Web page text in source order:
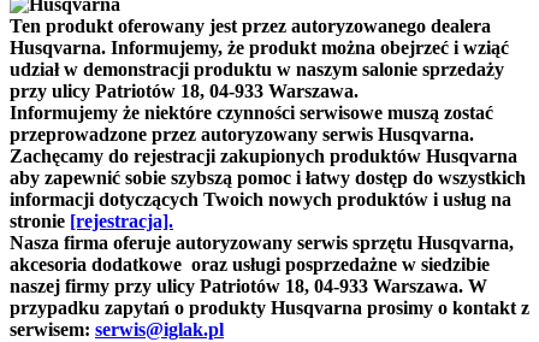
Ten produkt oferowany jest przez autoryzowanego dealera
Husqvarna. Informujemy, że produkt można obejrzeć i wziąć
udział w demonstracji produktu w naszym salonie sprzedaży
przy ulicy Patriotów 18, 04-933 Warszawa.
Informujemy że niektóre czynności serwisowe muszą zostać
przeprowadzone przez autoryzowany serwis Husqvarna.
Zachęcamy do rejestracji zakupionych produktów Husqvarna
aby zapewnić sobie szybszą pomoc i łatwy dostęp do wszystkich
informacji dotyczących Twoich nowych produktów i usług na
stronie [rejestracja].
Nasza firma oferuje autoryzowany serwis sprzętu Husqvarna,
akcesoria dodatkowe oraz usługi posprzedażne w siedzibie
naszej firmy przy ulicy Patriotów 18, 04-933 Warszawa. W
przypadku zapytań o produkty Husqvarna prosimy o kontakt z
serwisem: serwis@iglak.pl